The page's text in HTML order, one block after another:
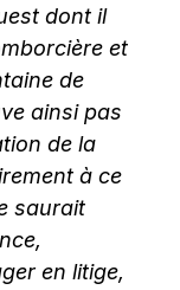
dont il
et
de
ainsi pas
de la
à ce
saurait
en litige,